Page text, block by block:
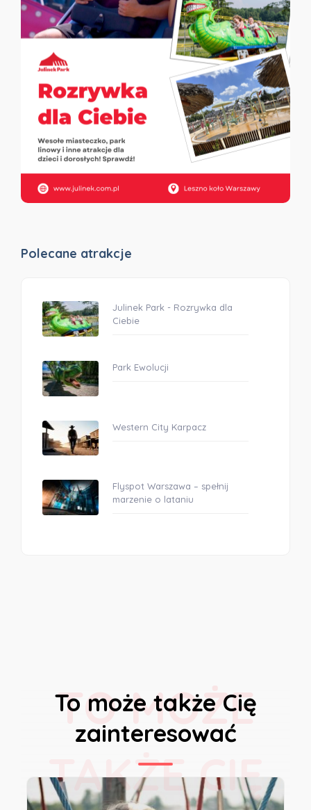
Polecane atrakcje
Julinek Park - Rozrywka dla
Ciebie
Park Ewolucji
Western City Karpacz
Flyspot Warszawa – spełnij
marzenie o lataniu
To może także Cię
zainteresować
TO MOŻE
TAKŻE CIĘ